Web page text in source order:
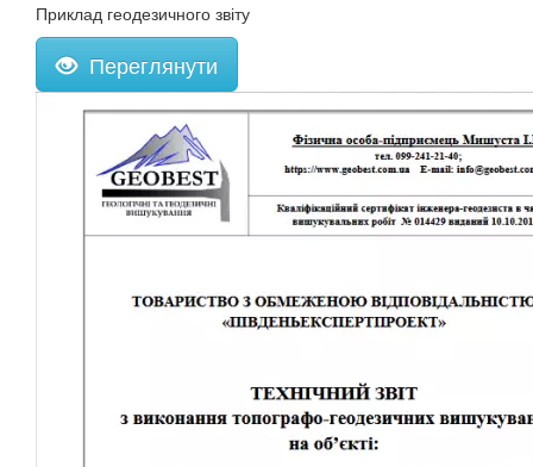
Приклад геодезичного звіту
Переглянути